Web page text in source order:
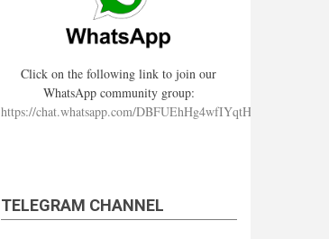
Click on the following link to join our
WhatsApp community group:
https://chat.whatsapp.com/DBFUEhHg4wfIYqtHzYhqJ7
TELEGRAM CHANNEL